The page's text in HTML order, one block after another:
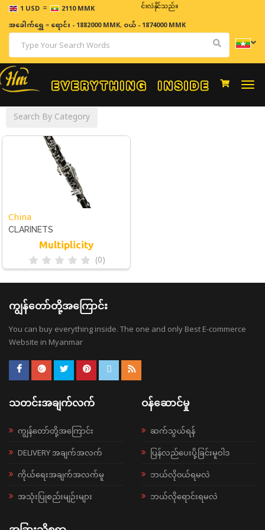
1 USD = 2110 MMK
ဈေးနှုန်းများသည် အချိန်နှင့် အမျှပြောင်းလဲနိုင်သည်။
အခေါက်ရွှေ=ရောင်း - 1882000 MMK, ဝယ် - 1874000 MMK
Search By Category
China
CLARINETS
Multiplicity
(0)
ကျွန်တော်တို့အကြောင်း
You can buy everything inside. The one and only Best E-commerce
Website in Myanmar
သတင်းအချက်လက်
ကျွန်တော်တို့အကြောင်း
DELIVERY အချက်အလက်
ကိုယ်ရေးအချက်အလက်မူ
အသုံးပြုစည်းမျဉ်းများ
ဝန်ဆောင်မှု
ဆက်သွယ်ရန်
ပြန်လည်ပေးပို့ခြင်းမူဝါဒ
ဘယ်လို၀ယ်ရမလဲ
ဘယ်လိုရောင်းရမလဲ